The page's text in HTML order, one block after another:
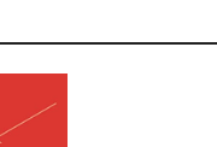
t
e